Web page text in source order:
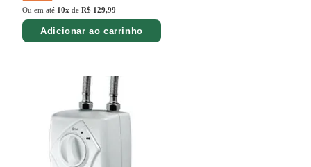
Ou em até 10x de R$ 129,99
Adicionar ao carrinho